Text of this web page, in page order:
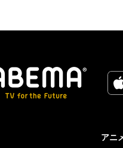
アニ